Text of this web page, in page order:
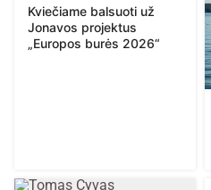
Kviečiame balsuoti už
Jonavos projektus
„Europos burės 2026“